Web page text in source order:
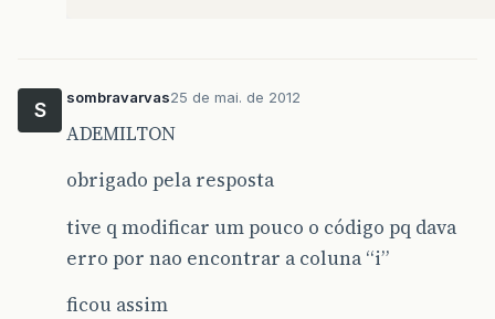
S
sombravarvas25 de mai. de 2012
ADEMILTON
obrigado pela resposta
tive q modificar um pouco o código pq dava
erro por nao encontrar a coluna “i”
ficou assim